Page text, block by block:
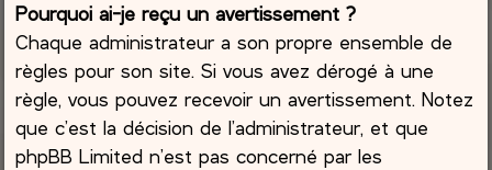
Pourquoi ai-je reçu un avertissement ?
Chaque administrateur a son propre ensemble de
règles pour son site. Si vous avez dérogé à une
règle, vous pouvez recevoir un avertissement. Notez
que c’est la décision de l’administrateur, et que
phpBB Limited n’est pas concerné par les